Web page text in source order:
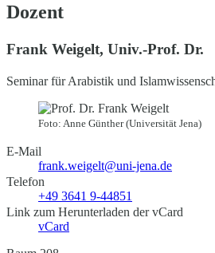
Dozent
Frank Weigelt, Univ.-Prof. Dr.
Seminar für Arabistik und
Foto: Anne Günther (Universität Jena)
E-Mail
frank.weigelt@uni-jena.de
Telefon
+49 3641 9-44851
Link zum Herunterladen der vCard
vCard